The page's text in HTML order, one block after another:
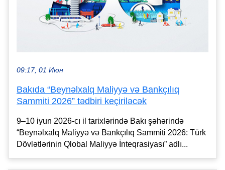
09:17, 01 Июн
Bakıda “Beynəlxalq Maliyyə və Bankçılıq
Sammiti 2026” tədbiri keçiriləcək
9–10 iyun 2026-cı il tarixlərində Bakı şəhərində
“Beynəlxalq Maliyyə və Bankçılıq Sammiti 2026: Türk
Dövlətlərinin Qlobal Maliyyə İnteqrasiyası” adlı...